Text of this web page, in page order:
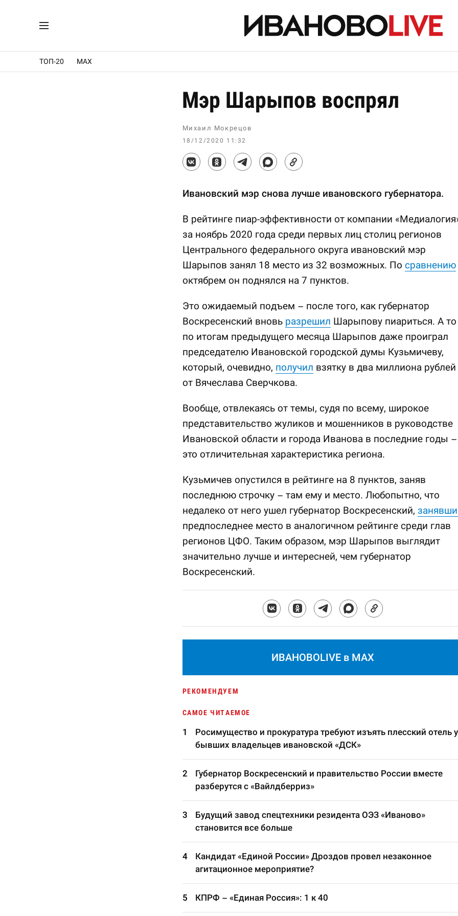
ТОП-20 MAX
Мэр Шарыпов воспрял
Михаил Мокрецов
18/12/2020 11:32
Ивановский мэр снова лучше ивановского губернатора.
В рейтинге пиар-эффективности от компании
за ноябрь 2020 года среди первых лиц столиц регионов
Центрального федерального округа ивановский мэр
Шарыпов занял 18 место из 32 возможных. По сравнению
октябрем он поднялся на 7 пунктов.
Это ожидаемый подъем – после того, как губернатор
Воскресенский вновь разрешил Шарыпову пиариться. А то
по итогам предыдущего месяца Шарыпов даже проиграл
председателю Ивановской городской думы Кузьмичеву,
который, очевидно, получил взятку в два миллиона рублей
от Вячеслава Сверчкова.
Вообще, отвлекаясь от темы, судя по всему, широкое
представительство жуликов и мошенников в руководстве
Ивановской области и города Иванова в последние годы –
это отличительная характеристика региона.
Кузьмичев опустился в рейтинге на 8 пунктов, заняв
последнюю строчку – там ему и место. Любопытно, что
недалеко от него ушел губернатор Воскресенский,
предпоследнее место в аналогичном рейтинге среди глав
регионов ЦФО. Таким образом, мэр Шарыпов выглядит
значительно лучше и интересней, чем губернатор
Воскресенский.
ИВАНОВОLIVE в MAX
РЕКОМЕНДУЕМ
САМОЕ ЧИТАЕМОЕ
Росимущество и прокуратура требуют изъять плесский отель у
бывших владельцев ивановской «ДСК»
Губернатор Воскресенский и правительство России вместе
разберутся с «Вайлдберриз»
Будущий завод спецтехники резидента ОЭЗ «Иваново»
становится все больше
Кандидат «Единой России» Дроздов провел незаконное
агитационное мероприятие?
КПРФ – «Единая Россия»: 1 к 40